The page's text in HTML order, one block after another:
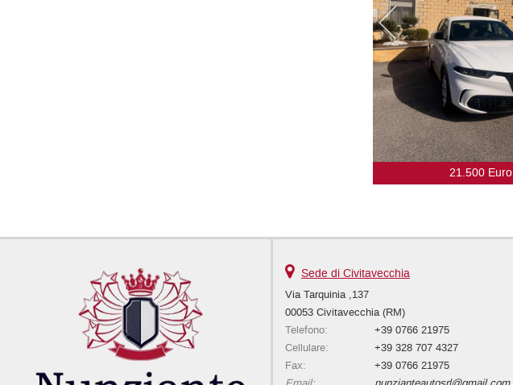
21.500 Euro
Sede di Civitavecchia
Via Tarquinia ,137
00053 Civitavecchia (RM)
Telefono:
+39 0766 21975
Cellulare:
+39 328 707 4327
Fax:
+39 0766 21975